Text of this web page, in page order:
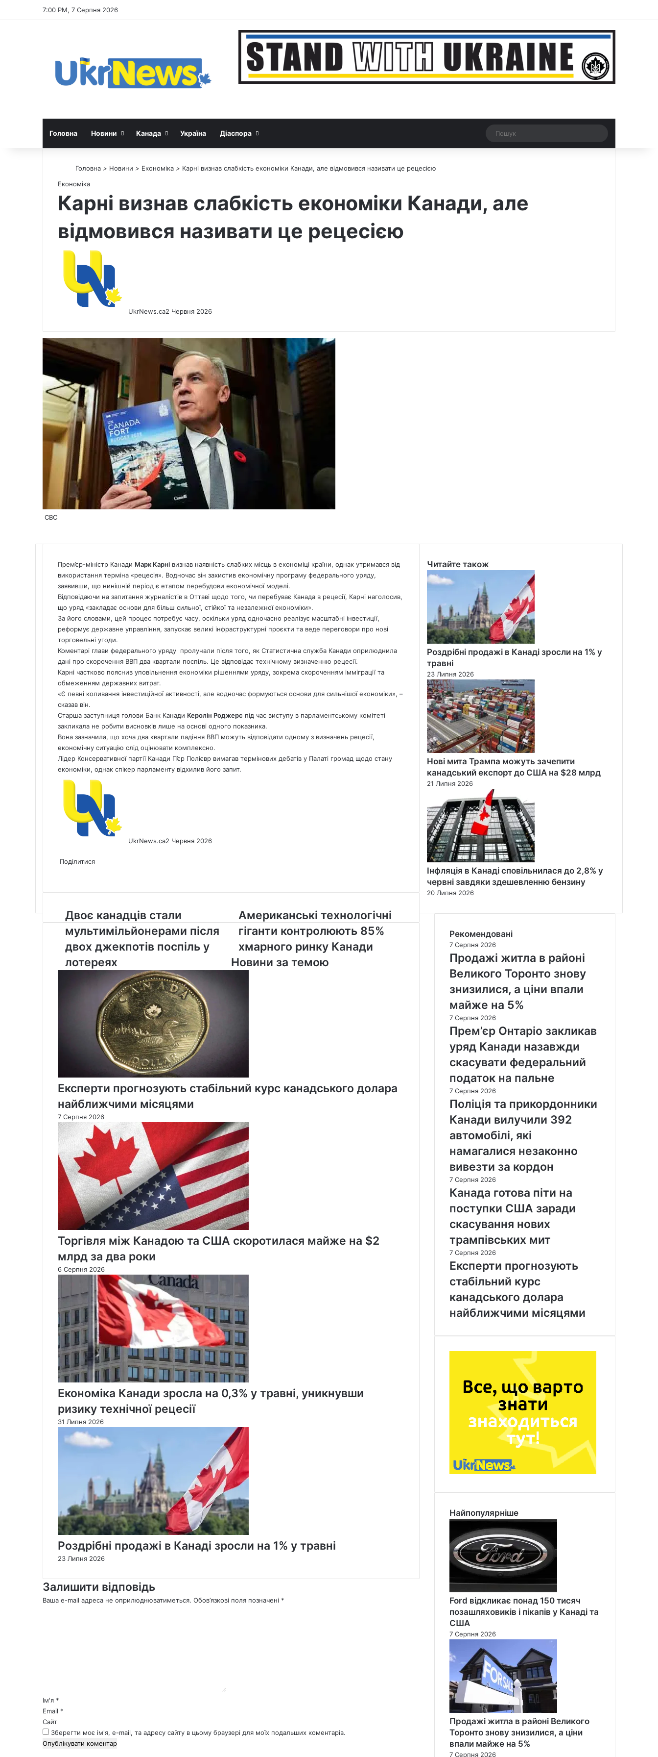
7:00 PM, 7 Серпня 2026
Google News
Threads
Головна Новини Канада Україна Діаспора Рандомна новина
Switch skin
Головна > Новини > Економіка > Карні визнав слабкість економіки Канади, але відмовився називати це рецесією
Економіка
Карні визнав слабкість економіки Канади, але
відмовився називати це рецесією
UkrNews.ca2 Червня 2026
CBC
Прем’єр-міністр Канади Марк Карні визнав наявність слабких місць в економіці країни, однак утримався від
використання терміна «рецесія». Водночас він захистив економічну програму федерального уряду,
заявивши, що нинішній період є етапом перебудови економічної моделі.
Відповідаючи на запитання журналістів в Оттаві щодо того, чи перебуває Канада в рецесії, Карні наголосив,
що уряд «закладає основи для більш сильної, стійкої та незалежної економіки».
За його словами, цей процес потребує часу, оскільки уряд одночасно реалізує масштабні інвестиції,
реформує державне управління, запускає великі інфраструктурні проєкти та веде переговори про нові
торговельні угоди.
Коментарі глави федерального уряду пролунали після того, як Статистична служба Канади оприлюднила
дані про скорочення ВВП два квартали поспіль. Це відповідає технічному визначенню рецесії.
Карні частково пояснив уповільнення економіки рішеннями уряду, зокрема скороченням імміграції та
обмеженням державних витрат.
«Є певні коливання інвестиційної активності, але водночас формуються основи для сильнішої економіки», –
сказав він.
Старша заступниця голови Банк Канади Керолін Роджерс під час виступу в парламентському комітеті
закликала не робити висновків лише на основі одного показника.
Вона зазначила, що хоча два квартали падіння ВВП можуть відповідати одному з визначень рецесії,
економічну ситуацію слід оцінювати комплексно.
Лідер Консервативної партії Канади П’єр Полієвр вимагав термінових дебатів у Палаті громад щодо стану
економіки, однак спікер парламенту відхилив його запит.
UkrNews.ca2 Червня 2026
via
Поділитися
Email
Двоє
канадців
стали
мультимільйонерами
після
двох
Двоє канадців стали
мультимільйонерами після
двох джекпотів поспіль у
лотереях
Американські
технологічні
гіганти
контролюють
85%
хмарного
Американські технологічні
гіганти контролюють 85%
хмарного ринку Канади
Новини за темою
Експерти прогнозують стабільний курс канадського долара
найближчими місяцями
7 Серпня 2026
Торгівля між Канадою та США скоротилася майже на $2
млрд за два роки
6 Серпня 2026
Економіка Канади зросла на 0,3% у травні, уникнувши
ризику технічної рецесії
31 Липня 2026
Роздрібні продажі в Канаді зросли на 1% у травні
23 Липня 2026
Залишити відповідь
Ваша e-mail адреса не оприлюднюватиметься. Обов’язкові поля позначені *
*
Ім'я *
Email *
Сайт
Зберегти моє ім'я, e-mail, та адресу сайту в цьому браузері для моїх подальших коментарів.
Читайте також
Close
Роздрібні продажі в Канаді зросли на 1% у
травні
23 Липня 2026
Нові мита Трампа можуть зачепити
канадський експорт до США на $28 млрд
21 Липня 2026
Інфляція в Канаді сповільнилася до 2,8% у
червні завдяки здешевленню бензину
20 Липня 2026
Рекомендовані
7 Серпня 2026
Продажі житла в районі
Великого Торонто знову
знизилися, а ціни впали
майже на 5%
7 Серпня 2026
Прем’єр Онтаріо закликав
уряд Канади назавжди
скасувати федеральний
податок на пальне
7 Серпня 2026
Поліція та прикордонники
Канади вилучили 392
автомобілі, які
намагалися незаконно
вивезти за кордон
7 Серпня 2026
Канада готова піти на
поступки США заради
скасування нових
трампівських мит
7 Серпня 2026
Експерти прогнозують
стабільний курс
канадського долара
найближчими місяцями
Найпопулярніше
Ford відкликає понад 150 тисяч
позашляховиків і пікапів у Канаді та
США
7 Серпня 2026
Продажі житла в районі Великого
Торонто знову знизилися, а ціни
впали майже на 5%
7 Серпня 2026